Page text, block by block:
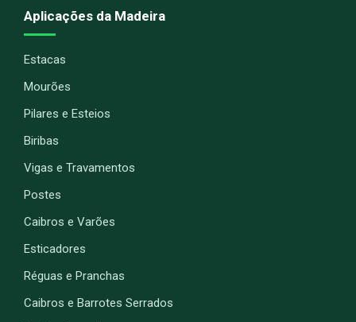
Aplicações da Madeira
Estacas
Mourões
Pilares e Esteios
Biribas
Vigas e Travamentos
Postes
Caibros e Varões
Esticadores
Réguas e Pranchas
Caibros e Barrotes Serrados